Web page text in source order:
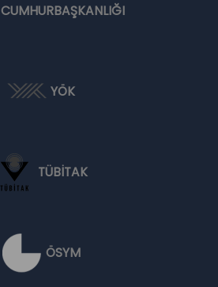
CUMHURBAŞKANLIĞI
YÖK
TÜBİTAK
ÖSYM